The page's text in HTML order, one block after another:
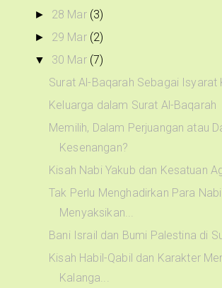
► 28 Mar (3)
► 29 Mar (2)
▼ 30 Mar (7)
Surat Al-Baqarah Sebagai Isyarat
Keluarga dalam Surat Al-Baqarah
Memilih, Dalam Perjuangan atau
Kesenangan?
Kisah Nabi Yakub dan Kesatuan
Tak Perlu Menghadirkan Para
Menyaksikan...
Bani Israil dan Bumi Palestina di
Kisah Habil-Qabil dan Karakter
Kalanga...